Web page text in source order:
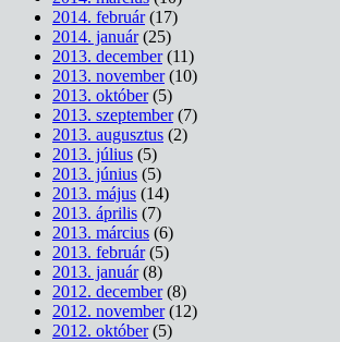
2014. február(17)
2014. január(25)
2013. december(11)
2013. november(10)
2013. október(5)
2013. szeptember(7)
2013. augusztus (2)
2013. július (5)
2013. június (5)
2013. május (14)
2013. április (7)
2013. március (6)
2013. február(5)
2013. január(8)
2012. december(8)
2012. november(12)
2012. október(5)